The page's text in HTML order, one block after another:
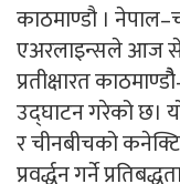
काठमाण्डौ ।
एअरलाइन्सले आज
प्रतीक्षारत
उद्घाटन गरेको छ।
र चीनबीचको
प्रवर्द्धन गर्ने